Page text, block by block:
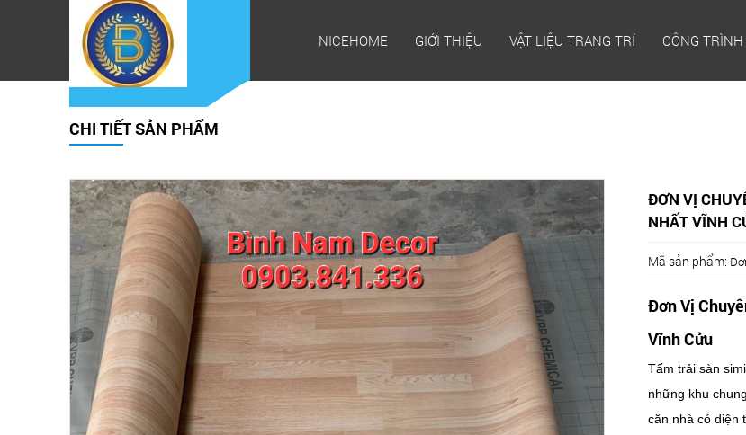
NICEHOME GIỚI THIỆU VẬT LIỆU TRANG TRÍ CÔNG
CHI TIẾT SẢN PHẨM
ĐƠN VỊ
NHẤT VĨNH
Mã sản phẩm:
Đơn Vị
Vĩnh Cửu
Tấm trải sàn
những khu
căn nhà có diện